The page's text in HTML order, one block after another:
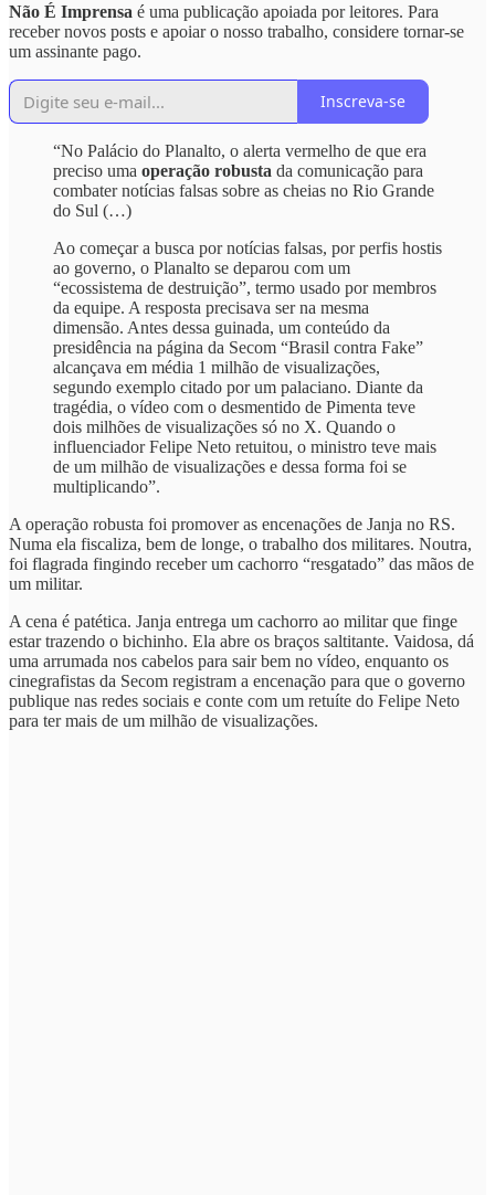
Não É Imprensa é uma publicação apoiada por leitores. Para
receber novos posts e apoiar o nosso trabalho, considere tornar-se
um assinante pago.
Inscreva-se
“No Palácio do Planalto, o alerta vermelho de que era
preciso uma operação robusta da comunicação para
combater notícias falsas sobre as cheias no Rio Grande
do Sul (…)
Ao começar a busca por notícias falsas, por perfis hostis
ao governo, o Planalto se deparou com um
“ecossistema de destruição”, termo usado por membros
da equipe. A resposta precisava ser na mesma
dimensão. Antes dessa guinada, um conteúdo da
presidência na página da Secom “Brasil contra Fake”
alcançava em média 1 milhão de visualizações,
segundo exemplo citado por um palaciano. Diante da
tragédia, o vídeo com o desmentido de Pimenta teve
dois milhões de visualizações só no X. Quando o
influenciador Felipe Neto retuitou, o ministro teve mais
de um milhão de visualizações e dessa forma foi se
multiplicando”.
A operação robusta foi promover as encenações de Janja no RS.
Numa ela fiscaliza, bem de longe, o trabalho dos militares. Noutra,
foi flagrada fingindo receber um cachorro “resgatado” das mãos de
um militar.
A cena é patética. Janja entrega um cachorro ao militar que finge
estar trazendo o bichinho. Ela abre os braços saltitante. Vaidosa, dá
uma arrumada nos cabelos para sair bem no vídeo, enquanto os
cinegrafistas da Secom registram a encenação para que o governo
publique nas redes sociais e conte com um retuíte do Felipe Neto
para ter mais de um milhão de visualizações.